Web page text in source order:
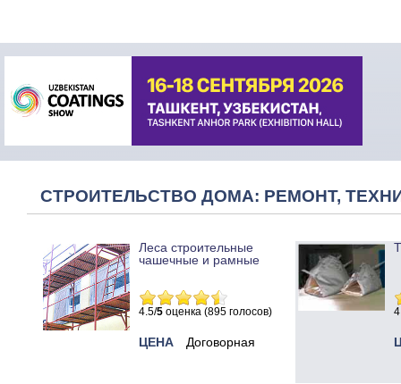
СТРОИТЕЛЬСТВО ДОМА: РЕМОНТ,
Леса строительные
чашечные и рамные
4.5/5 оценка (895 голосов)
ЦЕНА Договорная